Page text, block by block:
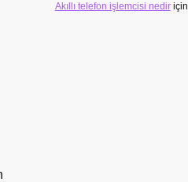
Akıllı telefon işlemcisi nediriçin